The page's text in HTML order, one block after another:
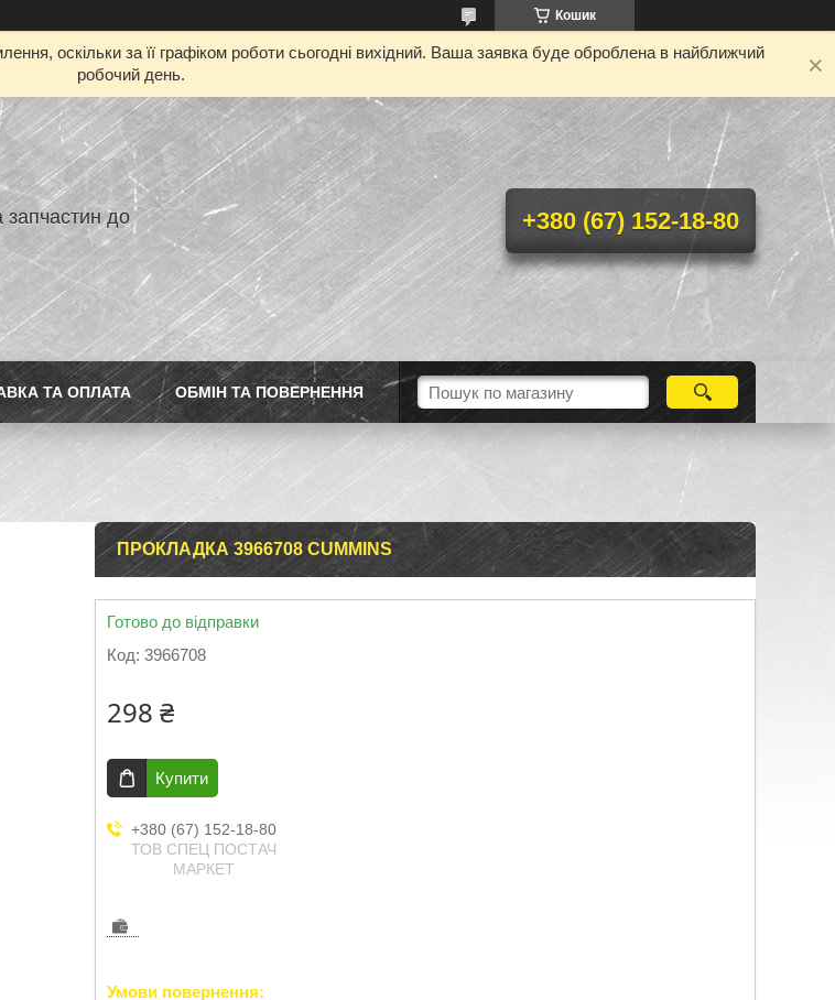
Кошик
оскільки за її графіком роботи сьогодні вихідний. Ваша заявка буде оброблена в найближчий
робочий день.
запчастин до
+380 (67) 152-18-80
ТА ОПЛАТА ОБМІН ТА ПОВЕРНЕННЯ
ПРОКЛАДКА 3966708 CUMMINS
Готово до відправки
Код: 3966708
298 ₴
Купити
+380 (67) 152-18-80
ТОВ СПЕЦ ПОСТАЧ
МАРКЕТ